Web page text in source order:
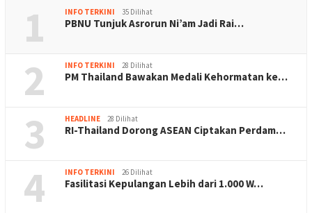
1 INFO TERKINI 35 Dilihat
PBNU Tunjuk Asrorun Ni’am Jadi Rai…
2 INFO TERKINI 28 Dilihat
PM Thailand Bawakan Medali Kehormatan ke…
3 HEADLINE 28 Dilihat
RI-Thailand Dorong ASEAN Ciptakan Perdam…
4 INFO TERKINI 26 Dilihat
Fasilitasi Kepulangan Lebih dari 1.000 W…